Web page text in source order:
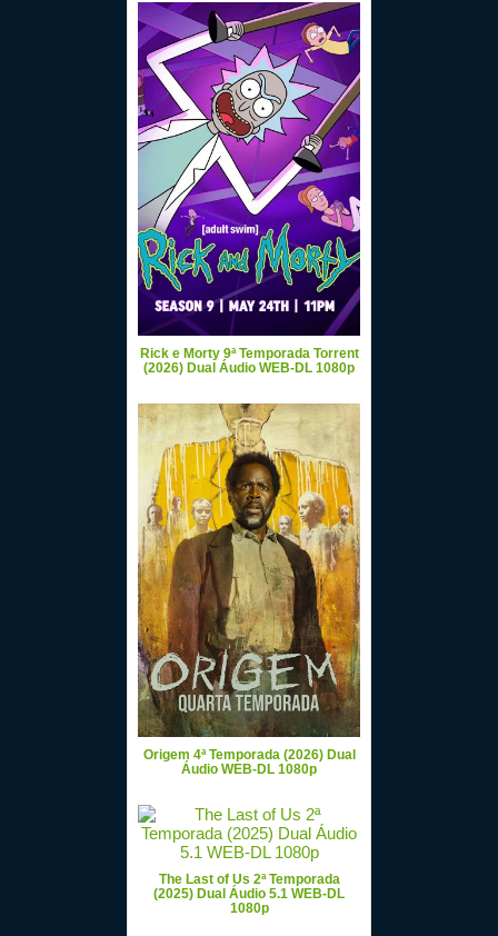
Rick e Morty 9ª Temporada Torrent
(2026) Dual Áudio WEB-DL 1080p
Origem 4ª Temporada (2026) Dual
Áudio WEB-DL 1080p
The Last of Us 2ª Temporada
(2025) Dual Áudio 5.1 WEB-DL
1080p